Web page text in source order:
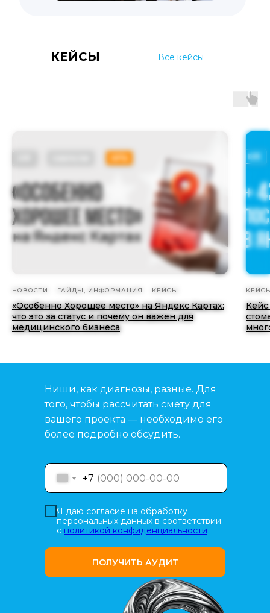
КЕЙСЫ Все кейсы
НОВОСТИ ГАЙДЫ, ИНФОРМАЦИЯ КЕЙСЫ
«Особенно Хорошее место» на Яндекс Картах:
что это за статус и почему он важен для
медицинского бизнеса
Ниши, как диагнозы, разные. Для
того, чтобы рассчитать смету для
вашего проекта — необходимо его
более подробно обсудить.
+7
Я даю согласие на обработку
персональных данных в соответствии
с политикой конфиденциальности
ПОЛУЧИТЬ АУДИТ